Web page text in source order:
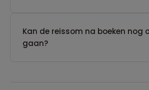
Kan de reissom na boeken nog
gaan?